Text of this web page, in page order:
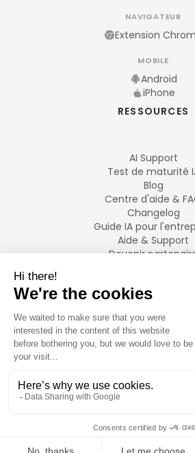
NAVIGATEUR
Extension
MOBILE
Android
iPhone
RESSOURCES
AI Support
Test de maturité
Blog
Centre d'aide &
Changelog
Guide IA pour
Aide & Support
Devenir
LANGUES
Français
English
2026Swiftask. Tous